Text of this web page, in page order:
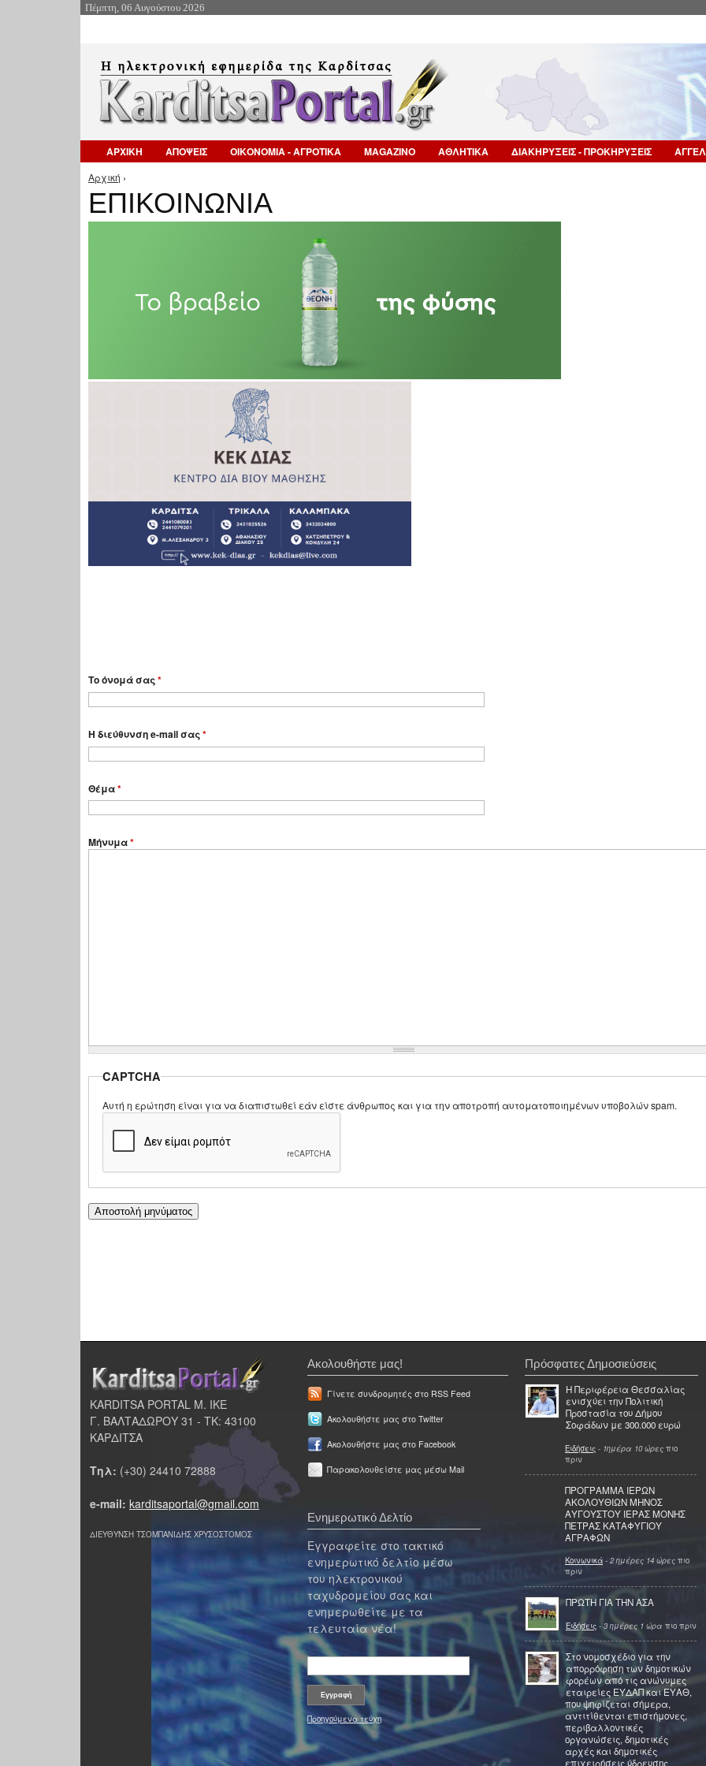
Πέμπτη, 06 Αυγούστου 2026
ΑΡΧΙΚΗ ΑΠΟΨΕΙΣ ΟΙΚΟΝΟΜΙΑ - ΑΓΡΟΤΙΚΑ MAGAZINO ΑΘΛΗΤΙΚΑ ΔΙΑΚΗΡΥΞΕΙΣ - ΠΡΟΚΗΡΥΞΕΙΣ
Είστε εδώ
Αρχική ›
ΕΠΙΚΟΙΝΩΝΙΑ
Το όνομά σας*
Η διεύθυνση e-mail σας*
Θέμα*
Μήνυμα*
CAPTCHA
Αυτή η ερώτηση είναι για να διαπιστωθεί εάν είστε άνθρωπος και για την αποτροπή αυτοματοποιημένων υποβολών spam.
KARDITSA PORTAL Μ. ΙΚΕ
Γ. ΒΑΛΤΑΔΩΡΟΥ 31 - ΤΚ: 43100
ΚΑΡΔΙΤΣΑ
Τηλ: (+30) 24410 72888
e-mail: karditsaportal@gmail.com
ΔΙΕΥΘΥΝΣΗ ΤΣΟΜΠΑΝΙΔΗΣ ΧΡΥΣΟΣΤΟΜΟΣ
Ακολουθήστε μας!
Γίνετε συνδρομητές στο RSS Feed
Ακολουθήστε μας στο Twitter
Ακολουθήστε μας στο Facebook
Παρακολουθείστε μας μέσω Mail
Ενημερωτικό Δελτίο
Εγγραφείτε στο τακτικό
ενημερωτικό δελτίο μέσω
του ηλεκτρονικού
ταχυδρομείου σας και
ενημερωθείτε με τα
τελευταία νέα!
Προηγούμενα τεύχη
Πρόσφατες Δημοσιεύσεις
Η Περιφέρεια Θεσσαλίας
ενισχύει την Πολιτική
Προστασία του Δήμου
Σοφάδων με 300.000 ευρώ
Ειδήσεις - 1ημέρα 10 ώρες πιο
πριν
ΠΡΟΓΡΑΜΜΑ ΙΕΡΩΝ
ΑΚΟΛΟΥΘΙΩΝ ΜΗΝΟΣ
ΑΥΓΟΥΣΤΟΥ ΙΕΡΑΣ ΜΟΝΗΣ
ΠΕΤΡΑΣ ΚΑΤΑΦΥΓΙΟΥ
ΑΓΡΑΦΩΝ
Κοινωνικά - 2 ημέρες 14 ώρες πιο
πριν
ΠΡΩΤΗ ΓΙΑ ΤΗΝ ΑΣΑ
Ειδήσεις - 3 ημέρες 1 ώρα πιο πριν
Στο νομοσχέδιο για την
απορρόφηση των δημοτικών
φορέων από τις ανώνυμες
εταιρείες ΕΥΔΑΠ και ΕΥΑΘ,
που ψηφίζεται σήμερα,
αντιτίθενται επιστήμονες,
περιβαλλοντικές
οργανώσεις, δημοτικές
αρχές και δημοτικές
επιχειρήσεις ύδρευσης